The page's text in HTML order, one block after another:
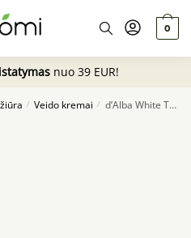
0
nuo 39 EUR!
/ Veido kremai / d’Alba White Truffle Double Serum & Cream, 70g